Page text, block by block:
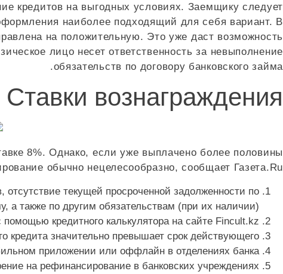
кредитов на выгодных условиях. Заемщику следует
наиболее подходящий для себя вариант. В
на положительную. Это уже даст возможность
лицо несет ответственность за невыполнение
обязательств по договору банковского займа.
Ставки вознаграждения
8%. Однако, если уже выплачено более половины
обычно нецелесообразно, сообщает Газета.Ru.
текущей просроченной задолженности по
а также по другим обязательствам (при их наличии).
кредитного калькулятора на сайте Fincult.kz.
кредита значительно превышает срок действующего.
приложении или оффлайн в отделениях банка.
на рефинансирование в банковских учреждениях.